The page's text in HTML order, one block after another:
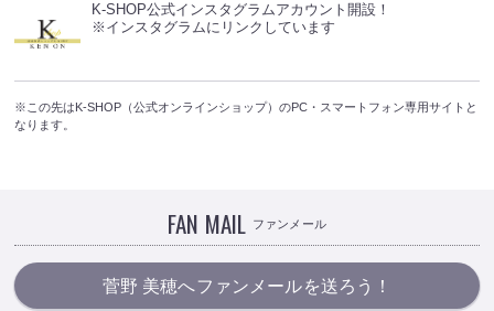
K-SHOP公式インスタグラムアカウント開設！
※インスタグラムにリンクしています
※この先はK-SHOP（公式オンラインショップ）のPC・スマートフォン専用サイトと
なります。
FAN MAIL ファンメール
菅野 美穂へファンメールを送ろう！